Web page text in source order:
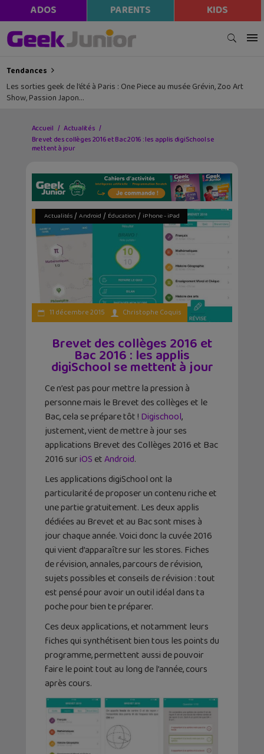
ADOS PARENTS KIDS
Tendances
Les sorties geek de l’été à Paris : One Piece au musée Grévin, Zoo Art
Show, Passion Japon…
Accueil
Actualités
Brevet des collèges 2016 et Bac 2016 : les applis digiSchool se
mettent à jour
Actualités/ Android / Éducation / iPhone - iPad
11 décembre 2015 Christophe Coquis
Brevet des collèges 2016 et
Bac 2016 : les applis
digiSchool se mettent à jour
Ce n’est pas pour mettre la pression à
personne mais le Brevet des collèges et le
Bac, cela se prépare tôt ! Digischool,
justement, vient de mettre à jour ses
applications Brevet des Collèges 2016 et Bac
2016 suriOS etAndroid.
Les applications digiSchool ont la
particularité de proposer un contenu riche et
une partie gratuitement. Les deux applis
dédiées au Brevet et au Bac sont mises à
jour chaque année. Voici donc la cuvée 2016
qui vient d’apparaître sur les stores. Fiches
de révision, annales, parcours de révision,
sujets possibles et conseils de révision : tout
est pensé pour avoir un outil idéal dans ta
poche pour bien te préparer.
Ces deux applications, et notamment leurs
fiches qui synthétisent bien tous les points du
programme, permettent aussi de pouvoir
faire le point tout au long de l’année, cours
après cours.